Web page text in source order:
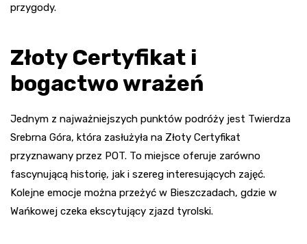
przygody.
Złoty Certyfikat i
bogactwo wrażeń
Jednym z najważniejszych punktów podróży jest Twierdza
Srebrna Góra, która zasłużyła na Złoty Certyfikat
przyznawany przez POT. To miejsce oferuje zarówno
fascynującą historię, jak i szereg interesujących zajęć.
Kolejne emocje można przeżyć w Bieszczadach, gdzie w
Wańkowej czeka ekscytujący zjazd tyrolski.